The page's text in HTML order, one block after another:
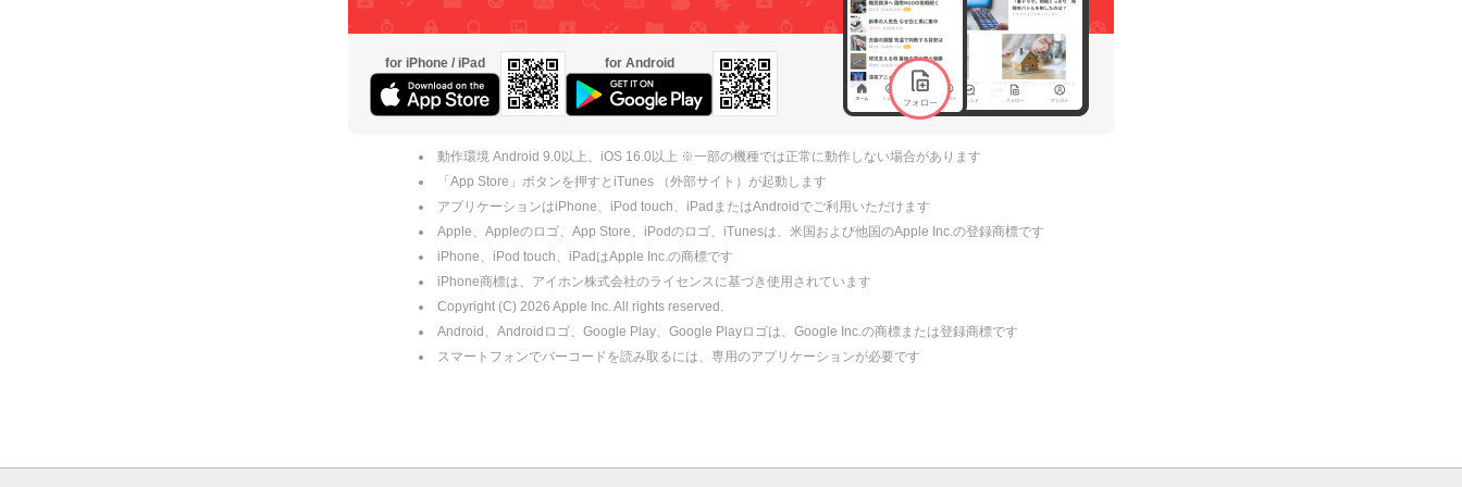
for iPhone / iPad for Android
動作環境 Android 9.0以上、iOS 16.0以上 ※一部の機種では正常に動作しない場合があります
「App Store」ボタンを押すとiTunes （外部サイト）が起動します
アプリケーションはiPhone、iPod touch、iPadまたはAndroidでご利用いただけます
Apple、Appleのロゴ、App Store、iPodのロゴ、iTunesは、米国および他国のApple Inc.の登録商標です
iPhone、iPod touch、iPadはApple Inc.の商標です
iPhone商標は、アイホン株式会社のライセンスに基づき使用されています
Copyright (C) 2026 Apple Inc. All rights reserved.
Android、Androidロゴ、Google Play、Google Playロゴは、Google Inc.の商標または登録商標です
スマートフォンでバーコードを読み取るには、専用のアプリケーションが必要です